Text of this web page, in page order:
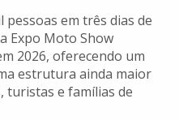
pessoas em três dias de
Expo Moto Show
2026, oferecendo um
estrutura ainda maior
turistas e famílias de